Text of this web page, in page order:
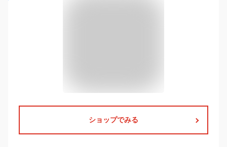
ショップでみる